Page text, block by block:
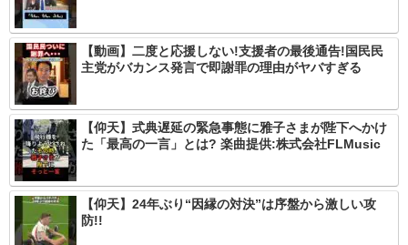
【動画】二度と応援しない!支援者の最後通告!国民民
主党がバカンス発言で即謝罪の理由がヤバすぎる
【仰天】式典遅延の緊急事態に雅子さまが陛下へかけ
た「最高の一言」とは? 楽曲提供:株式会社FLMusic
【仰天】24年ぶり“因縁の対決”は序盤から激しい攻
防!!